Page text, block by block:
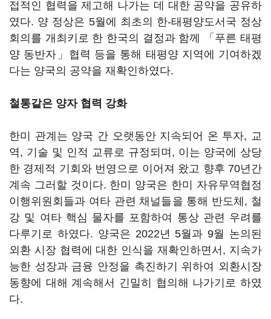
접적인 협력을 제고해 나가는 데 대한 공약을 공유하
였다. 양 정상은 5월에 최초의 한-태평양도서국 정상
회의를 개최키로 한 한국의 결정과 함께 「푸른 태평
양 동반자」협력 등을 통해 태평양 지역에 기여하겠
다는 양국의 공약을 재확인하였다.
철통같은 양자 협력 강화
한미 관계는 양국 간 오랫동안 지속되어 온 투자, 교
역, 기술 및 인적 교류로 규정되며, 이는 양국에 상당
한 경제적 기회와 번영으로 이어져 왔고 향후 70년간
계속 그러할 것이다. 한미 양국은 한미 자유무역협정
이행위원회들과 여타 관련 채널들을 통해 반도체, 철
강 및 여타 핵심 물자를 포함하여 통상 관련 우려를
다루기로 하였다. 양국은 2022년 5월과 9월 논의된
외환 시장 협력에 대한 인식을 재확인하면서, 지속가
능한 성장과 금융 안정을 촉진하기 위하여 외환시장
동향에 대해 계속해서 긴밀히 협의해 나가기로 하였
다.